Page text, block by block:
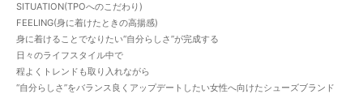
SITUATION(TPOへのこだわり)
FEELING(身に着けたときの高揚感)
身に着けることでなりたい“自分らしさ”が完成する
日々のライフスタイル中で
程よくトレンドも取り入れながら
“自分らしさ”をバランス良くアップデートしたい女性へ向けたシューズブランド